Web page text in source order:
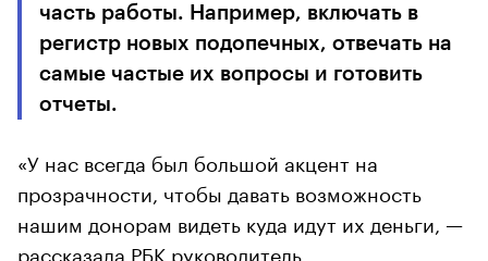
часть работы. Например, включать в
регистр новых подопечных, отвечать на
самые частые их вопросы и готовить
отчеты.
«У нас всегда был большой акцент на
прозрачности, чтобы давать возможность
нашим донорам видеть куда идут их деньги, —
рассказала РБК руководитель